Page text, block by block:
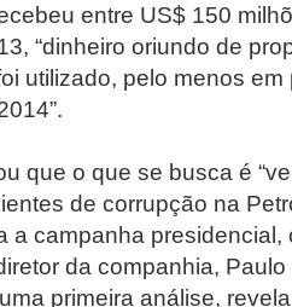
entre US$ 150
“dinheiro oriundo de
utilizado, pelo menos
que o que se busca é
de corrupção na
a campanha
da companhia,
primeira análise,